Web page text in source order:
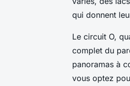
qui donnent
Le circuit O,
complet du
panoramas à
vous optez